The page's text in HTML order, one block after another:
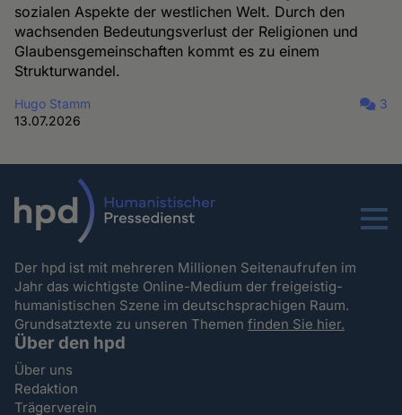
sozialen Aspekte der westlichen Welt. Durch den
wachsenden Bedeutungsverlust der Religionen und
Glaubensgemeinschaften kommt es zu einem
Strukturwandel.
Hugo Stamm
13.07.2026
3
Menu
Der hpd ist mit mehreren Millionen Seitenaufrufen im
Jahr das wichtigste Online-Medium der freigeistig-
humanistischen Szene im deutschsprachigen Raum.
Grundsatztexte zu unseren Themenfinden Sie hier.
Über den hpd
Über uns
Redaktion
Trägerverein